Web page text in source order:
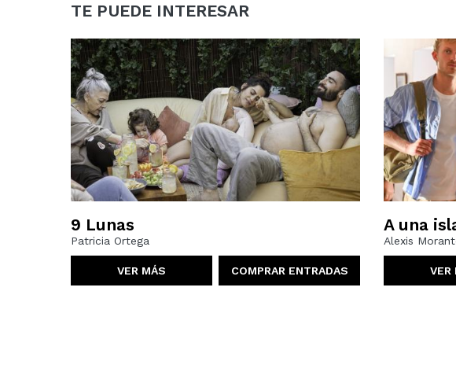
TE PUEDE INTERESAR
9 Lunas
Patricia Ortega
VER MÁS COMPRAR ENTRADAS
A una
Alexis
VER